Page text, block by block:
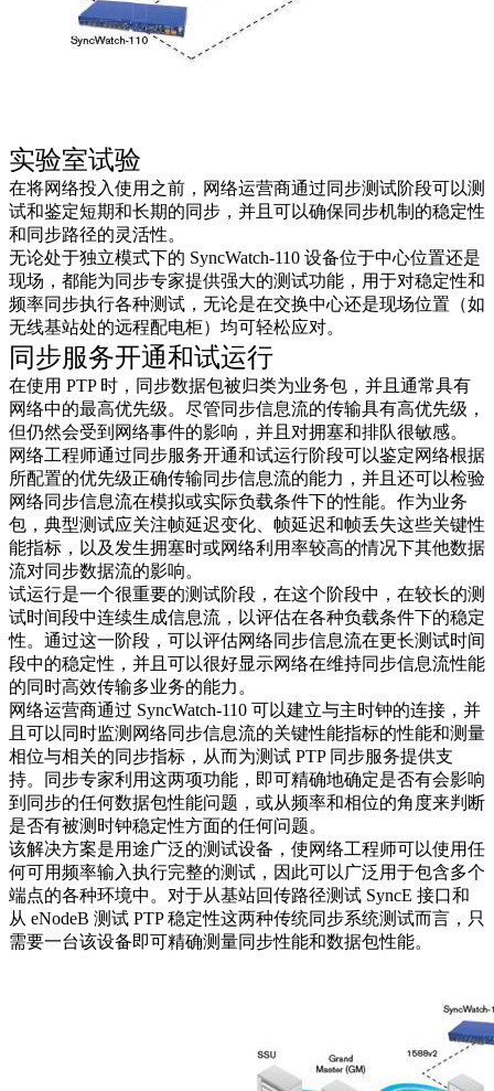
实验室试验
在将网络投入使用之前，网络运营商通过同步测试阶段可以测
试和鉴定短期和长期的同步，并且可以确保同步机制的稳定性
和同步路径的灵活性。
无论处于独立模式下的 SyncWatch-110 设备位于中心位置还是
现场，都能为同步专家提供强大的测试功能，用于对稳定性和
频率同步执行各种测试，无论是在交换中心还是现场位置（如
无线基站处的远程配电柜）均可轻松应对。
同步服务开通和试运行
在使用 PTP 时，同步数据包被归类为业务包，并且通常具有
网络中的最高优先级。尽管同步信息流的传输具有高优先级，
但仍然会受到网络事件的影响，并且对拥塞和排队很敏感。
网络工程师通过同步服务开通和试运行阶段可以鉴定网络根据
所配置的优先级正确传输同步信息流的能力，并且还可以检验
网络同步信息流在模拟或实际负载条件下的性能。作为业务
包，典型测试应关注帧延迟变化、帧延迟和帧丢失这些关键性
能指标，以及发生拥塞时或网络利用率较高的情况下其他数据
流对同步数据流的影响。
试运行是一个很重要的测试阶段，在这个阶段中，在较长的测
试时间段中连续生成信息流，以评估在各种负载条件下的稳定
性。通过这一阶段，可以评估网络同步信息流在更长测试时间
段中的稳定性，并且可以很好显示网络在维持同步信息流性能
的同时高效传输多业务的能力。
网络运营商通过 SyncWatch-110 可以建立与主时钟的连接，并
且可以同时监测网络同步信息流的关键性能指标的性能和测量
相位与相关的同步指标，从而为测试 PTP 同步服务提供支
持。同步专家利用这两项功能，即可精确地确定是否有会影响
到同步的任何数据包性能问题，或从频率和相位的角度来判断
是否有被测时钟稳定性方面的任何问题。
该解决方案是用途广泛的测试设备，使网络工程师可以使用任
何可用频率输入执行完整的测试，因此可以广泛用于包含多个
端点的各种环境中。对于从基站回传路径测试 SyncE 接口和
从 eNodeB 测试 PTP 稳定性这两种传统同步系统测试而言，只
需要一台该设备即可精确测量同步性能和数据包性能。